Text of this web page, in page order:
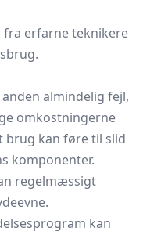
fra erfarne teknikere
almindelig fejl,
omkostningerne
brug kan føre til slid
komponenter.
regelmæssigt
kan